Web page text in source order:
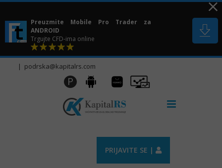
Skip
content
Preuzmite Mobile Pro Trader za
ANDROID
Trgujte CFD-ima online
| podrska@kapitalrs.com
P Android
Huawei
AppGallery
Pro
Trader
PRIJAVITE SE |